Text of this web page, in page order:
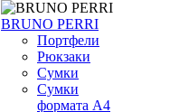
BRUNO PERRI
Портфели
Рюкзаки
Сумки
Сумки
формата А4